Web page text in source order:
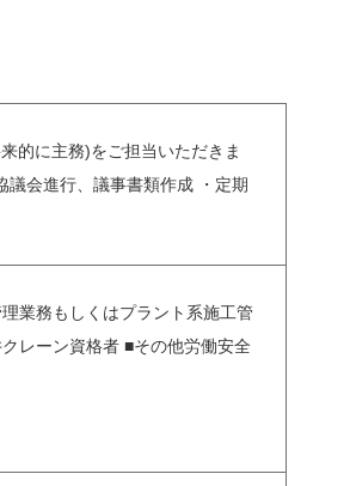
的に主務)をご担当いただきま
議会進行、議事書類作成 ・定期
業務もしくはプラント系施工管
レーン資格者 ■その他労働安全